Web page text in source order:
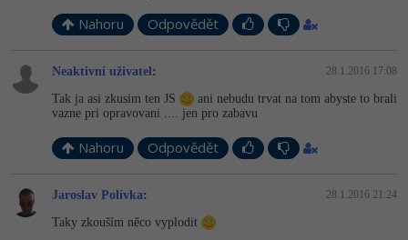
Nahoru Odpovědět
Neaktivní uživatel: 28.1.2016 17:08
Tak ja asi zkusim ten JS
ani nebudu trvat na tom abyste to brali
vazne pri opravovani .... jen pro zabavu
Nahoru Odpovědět
Jaroslav Polívka: 28.1.2016 21:24
Taky zkouším něco vyplodit